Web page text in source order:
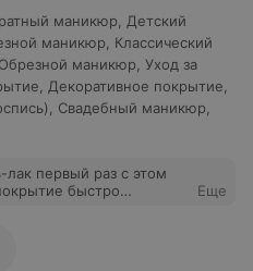
маникюр, Детский
маникюр, Классический
Обрезной маникюр, Уход за
, Декоративное покрытие,
, Свадебный маникюр,
первый раз с этом
быстро
раз обратилась в
что ногтевая пластина
Не
Еще